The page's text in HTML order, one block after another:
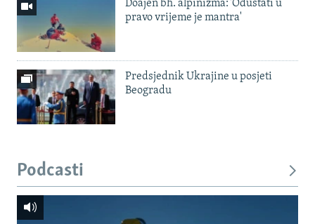
Doajen bh. alpinizma: 'Odustati u
pravo vrijeme je mantra'
Predsjednik Ukrajine u posjeti
Beogradu
Podcasti